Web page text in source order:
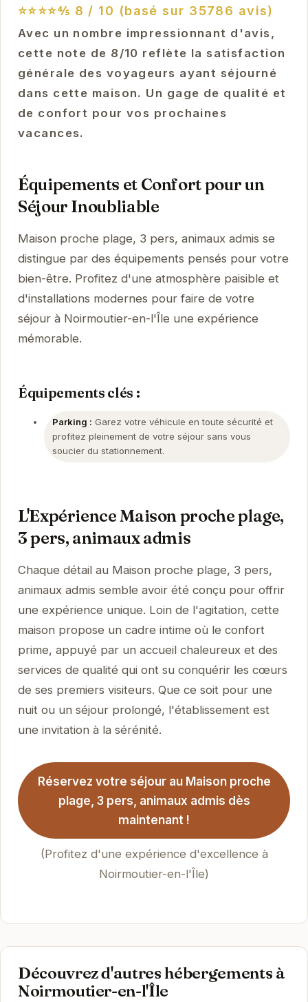
⭐⭐⭐⭐⅘ 8 / 10 (basé sur 35786 avis)
Avec un nombre impressionnant d'avis,
cette note de 8/10 reflète la satisfaction
générale des voyageurs ayant séjourné
dans cette maison. Un gage de qualité et
de confort pour vos prochaines
vacances.
Équipements et Confort pour un
Séjour Inoubliable
Maison proche plage, 3 pers, animaux admis se
distingue par des équipements pensés pour votre
bien-être. Profitez d'une atmosphère paisible et
d'installations modernes pour faire de votre
séjour à Noirmoutier-en-l'Île une expérience
mémorable.
Équipements clés :
Parking : Garez votre véhicule en toute sécurité et
profitez pleinement de votre séjour sans vous
soucier du stationnement.
L'Expérience Maison proche plage,
3 pers, animaux admis
Chaque détail au Maison proche plage, 3 pers,
animaux admis semble avoir été conçu pour offrir
une expérience unique. Loin de l'agitation, cette
maison propose un cadre intime où le confort
prime, appuyé par un accueil chaleureux et des
services de qualité qui ont su conquérir les cœurs
de ses premiers visiteurs. Que ce soit pour une
nuit ou un séjour prolongé, l'établissement est
une invitation à la sérénité.
Réservez votre séjour au Maison proche
plage, 3 pers, animaux admis dès
maintenant !
(Profitez d'une expérience d'excellence à
Noirmoutier-en-l'Île)
Découvrez d'autres hébergements à
Noirmoutier-en-l'Île